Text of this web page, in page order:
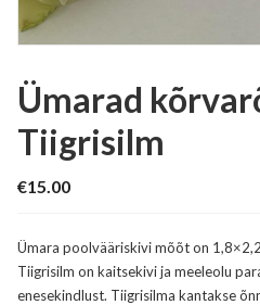
Ümarad
Tiigrisilm
€15.00
Ümara poolvääriskivi mõõt on
Tiigrisilm on kaitsekivi ja meeleolu
enesekindlust. Tiigrisilma kantakse